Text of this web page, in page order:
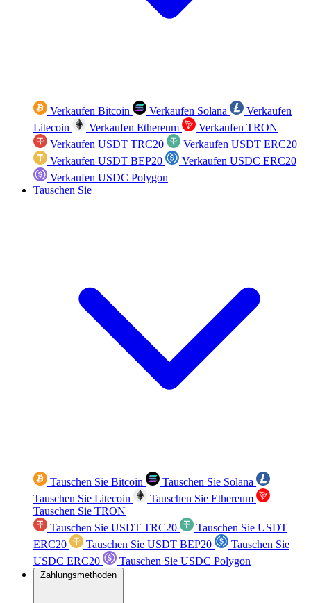
Verkaufen Bitcoin Verkaufen Solana
Verkaufen
Litecoin
Verkaufen Ethereum
Verkaufen TRON
Verkaufen USDT TRC20
Verkaufen USDT ERC20
Verkaufen USDT BEP20
Verkaufen USDC ERC20
Verkaufen USDC Polygon
Tauschen Sie
Tauschen Sie Bitcoin
Tauschen Sie Solana
Tauschen Sie Litecoin
Tauschen Sie Ethereum
Tauschen Sie TRON
Tauschen Sie USDT TRC20
Tauschen Sie USDT
ERC20
Tauschen Sie USDT BEP20
Tauschen Sie
USDC ERC20
Tauschen Sie USDC Polygon
Zahlungsmethoden